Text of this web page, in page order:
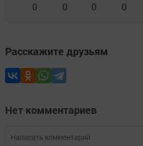
0 0 0 0
Расскажите друзьям
Нет комментариев